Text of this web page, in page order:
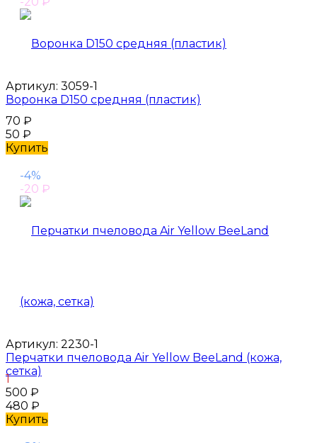
Артикул: 3059-1
Воронка D150 средняя (пластик)
70 ₽
50 ₽
Купить
-4%
-20 ₽
Артикул: 2230-1
Перчатки пчеловода Air Yellow BeeLand (кожа,
сетка)
1
500 ₽
480 ₽
Купить